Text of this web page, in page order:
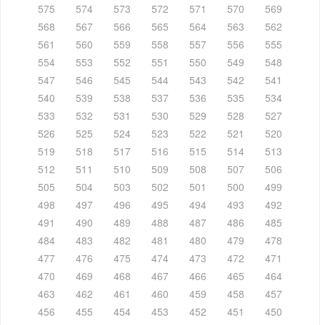
575
574 573 572 571 570
569
568
567 566 565 564 563
562
561
560 559 558 557 556
555
554
553 552 551 550 549
548
547
546 545 544 543 542
541
540
539 538 537 536 535
534
533
532 531 530 529 528
527
526
525 524 523 522 521
520
519
518 517 516 515 514
513
512
511 510 509 508 507
506
505
504 503 502 501 500
499
498
497 496 495 494 493
492
491
490 489 488 487 486
485
484
483 482 481 480 479
478
477
476 475 474 473 472
471
470
469 468 467 466 465
464
463
462 461 460 459 458
457
456
455 454 453 452 451
450